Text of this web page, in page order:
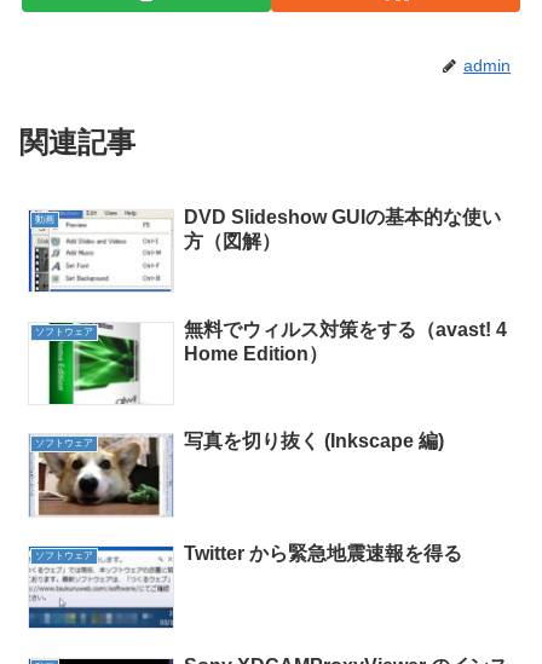
admin
関連記事
動画
DVD Slideshow GUIの基本的な使い
方（図解）
ソフトウェア
無料でウィルス対策をする（avast! 4
Home Edition）
ソフトウェア 写真を切り抜く (Inkscape 編)
ソフトウェア Twitter から緊急地震速報を得る